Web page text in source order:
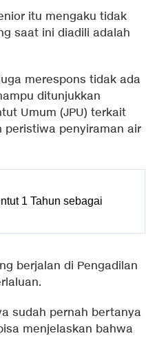
itu mengaku tidak
saat ini diadili adalah
merespons tidak ada
ditunjukkan
Umum (JPU) terkait
peristiwa penyiraman air
1 Tahun sebagai
berjalan di Pengadilan
sudah pernah bertanya
menjelaskan bahwa